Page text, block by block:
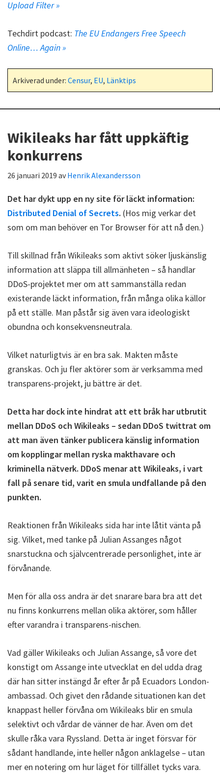
Upload Filter »
Techdirt podcast: The EU Endangers Free Speech
Online… Again »
Arkiverad under: Censur, EU, Länktips
Wikileaks har fått uppkäftig
konkurrens
26 januari 2019 avHenrik Alexandersson
Det har dykt upp en ny site för läckt information:
Distributed Denial of Secrets. (Hos mig verkar det
som om man behöver en Tor Browser för att nå den.)
Till skillnad från Wikileaks som aktivt söker ljuskänslig
information att släppa till allmänheten – så handlar
DDoS-projektet mer om att sammanställa redan
existerande läckt information, från många olika källor
på ett ställe. Man påstår sig även vara ideologiskt
obundna och konsekvensneutrala.
Vilket naturligtvis är en bra sak. Makten måste
granskas. Och ju fler aktörer som är verksamma med
transparens-projekt, ju bättre är det.
Detta har dock inte hindrat att ett bråk har utbrutit
mellan DDoS och Wikileaks – sedan DDoS twittrat om
att man även tänker publicera känslig information
om kopplingar mellan ryska makthavare och
kriminella nätverk. DDoS menar att Wikileaks, i vart
fall på senare tid, varit en smula undfallande på den
punkten.
Reaktionen från Wikileaks sida har inte låtit vänta på
sig. Vilket, med tanke på Julian Assanges något
snarstuckna och självcentrerade personlighet, inte är
förvånande.
Men för alla oss andra är det snarare bara bra att det
nu finns konkurrens mellan olika aktörer, som håller
efter varandra i transparens-nischen.
Vad gäller Wikileaks och Julian Assange, så vore det
konstigt om Assange inte utvecklat en del udda drag
där han sitter instängd år efter år på Ecuadors London-
ambassad. Och givet den rådande situationen kan det
knappast heller förvåna om Wikileaks blir en smula
selektivt och vårdar de vänner de har. Även om det
skulle råka vara Ryssland. Detta är inget försvar för
sådant handlande, inte heller någon anklagelse – utan
mer en notering om hur läget för tillfället tycks vara.